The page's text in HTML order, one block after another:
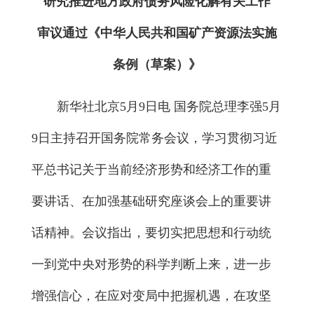
审议通过《中华人民共和国矿产资源法实施
条例（草案）》
新华社北京5月9日电 国务院总理李强5月
9日主持召开国务院常务会议，学习贯彻习近
平总书记关于当前经济形势和经济工作的重
要讲话、在加强基础研究座谈会上的重要讲
话精神。会议指出，要切实把思想和行动统
一到党中央对形势的科学判断上来，进一步
增强信心，在应对变局中把握机遇，在攻坚